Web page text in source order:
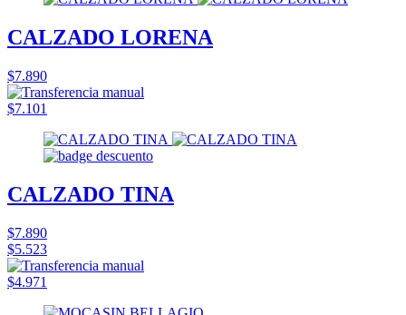
CALZADO LORENA
$7.890
$7.101
CALZADO TINA
$7.890
$5.523
$4.971